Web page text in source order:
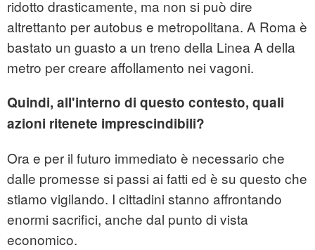
ridotto drasticamente, ma non si può dire
altrettanto per autobus e metropolitana. A Roma è
bastato un guasto a un treno della Linea A della
metro per creare affollamento nei vagoni.
Quindi, all'interno di questo contesto, quali
azioni ritenete imprescindibili?
Ora e per il futuro immediato è necessario che
dalle promesse si passi ai fatti ed è su questo che
stiamo vigilando. I cittadini stanno affrontando
enormi sacrifici, anche dal punto di vista
economico.